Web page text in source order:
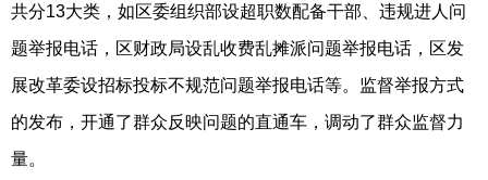
共分13大类，如区委组织部设超职数配备干部、违规进人问
题举报电话，区财政局设乱收费乱摊派问题举报电话，区发
展改革委设招标投标不规范问题举报电话等。监督举报方式
的发布，开通了群众反映问题的直通车，调动了群众监督力
量。